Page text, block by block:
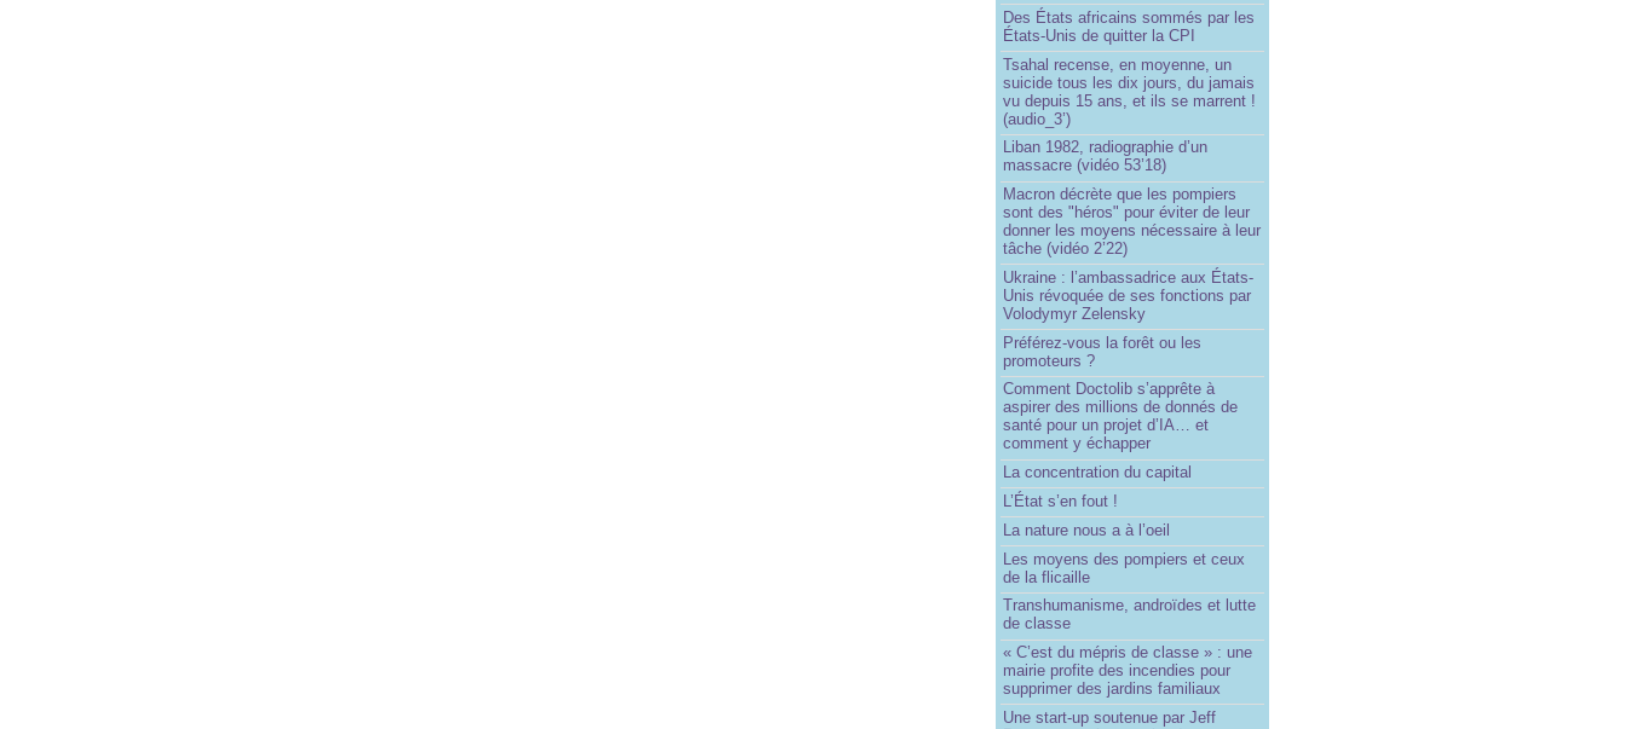
Des États africains sommés par les
États-Unis de quitter la CPI
Tsahal recense, en moyenne, un
suicide tous les dix jours, du jamais
vu depuis 15 ans, et ils se marrent !
(audio_3’)
Liban 1982, radiographie d’un
massacre (vidéo 53’18)
Macron décrète que les pompiers
sont des "héros" pour éviter de leur
donner les moyens nécessaire à leur
tâche (vidéo 2’22)
Ukraine : l’ambassadrice aux États-
Unis révoquée de ses fonctions par
Volodymyr Zelensky
Préférez-vous la forêt ou les
promoteurs ?
Comment Doctolib s’apprête à
aspirer des millions de donnés de
santé pour un projet d’IA… et
comment y échapper
La concentration du capital
L’État s’en fout !
La nature nous a à l’oeil
Les moyens des pompiers et ceux
de la flicaille
Transhumanisme, androïdes et lutte
de classe
« C’est du mépris de classe » : une
mairie profite des incendies pour
supprimer des jardins familiaux
Une start-up soutenue par Jeff